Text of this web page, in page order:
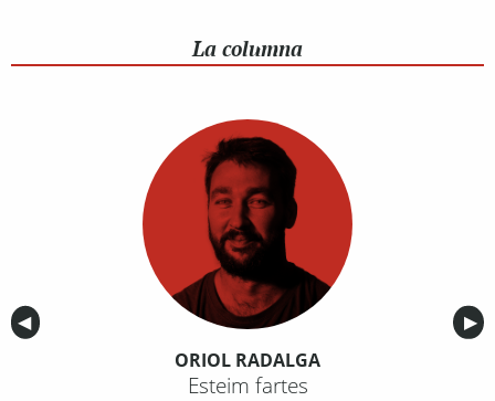
La columna
Anterior
◀︎ ▶︎
ORIOL RADALGA
Esteim fartes